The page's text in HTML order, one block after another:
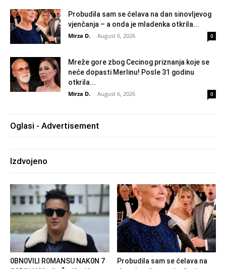
Probudila sam se ćelava na dan sinovljevog
vjenčanja – a onda je mladenka otkrila...
Mirza D. - August 6, 2026 0
Mreže gore zbog Cecinog priznanja koje se
neće dopasti Merlinu! Posle 31 godinu
otkrila...
Mirza D. - August 6, 2026 0
Oglasi - Advertisement
Izdvojeno
0BN0VlLl R0MANSU NAK0N 7
Probudila sam se ćelava na